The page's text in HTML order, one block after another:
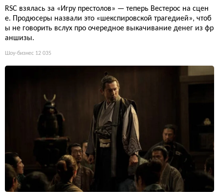
RSC взялась за «Игру престолов» — теперь Вестерос на сцен
е. Продюсеры назвали это «шекспировской трагедией», чтоб
ы не говорить вслух про очередное выкачивание денег из фр
аншизы.
Шоу-бизнес 12 035